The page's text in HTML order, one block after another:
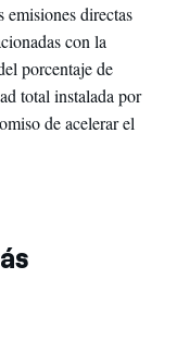
directas
con la
porcentaje de
total instalada por
de acelerar el